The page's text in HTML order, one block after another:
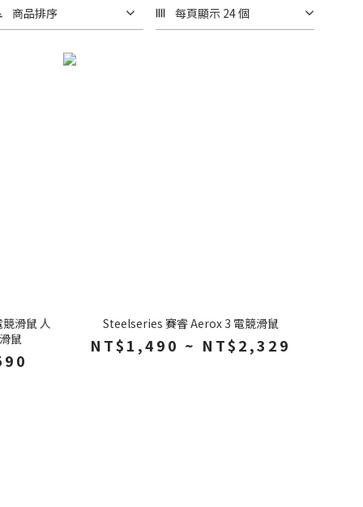
商品排序 每頁顯示 24 個
滑鼠 人
鼠
Steelseries 賽睿 Aerox 3 電競滑鼠
NT$1,490 ~ NT$2,329